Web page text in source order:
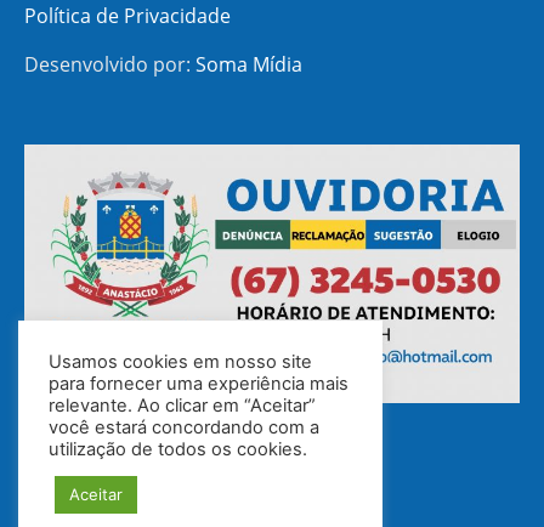
Política de Privacidade
Desenvolvido por: Soma Mídia
Usamos cookies em nosso site
para fornecer uma experiência mais
relevante. Ao clicar em “Aceitar”
você estará concordando com a
utilização de todos os cookies.
Aceitar